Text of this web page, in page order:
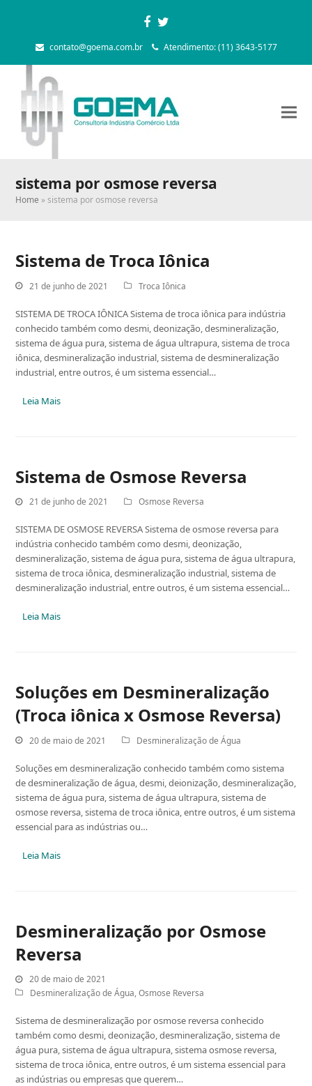
Facebook
Twitter
contato@goema.com.br Atendimento: (11) 3643-5177
sistema por osmose reversa
Home »sistema por osmose reversa
Sistema de Troca Iônica
21 de junho de 2021 Troca Iônica
SISTEMA DE TROCA IÔNICA Sistema de troca iônica para indústria
conhecido também como desmi, deonização, desmineralização,
sistema de água pura, sistema de água ultrapura, sistema de troca
iônica, desmineralização industrial, sistema de desmineralização
industrial, entre outros, é um sistema essencial…
Leia Mais
Sistema de Osmose Reversa
21 de junho de 2021 Osmose Reversa
SISTEMA DE OSMOSE REVERSA Sistema de osmose reversa para
indústria conhecido também como desmi, deonização,
desmineralização, sistema de água pura, sistema de água ultrapura,
sistema de troca iônica, desmineralização industrial, sistema de
desmineralização industrial, entre outros, é um sistema essencial…
Leia Mais
Soluções em Desmineralização
(Troca iônica x Osmose Reversa)
20 de maio de 2021 Desmineralização de Água
Soluções em desmineralização conhecido também como sistema
de desmineralização de água, desmi, deionização, desmineralização,
sistema de água pura, sistema de água ultrapura, sistema de
osmose reversa, sistema de troca iônica, entre outros, é um sistema
essencial para as indústrias ou…
Leia Mais
Desmineralização por Osmose
Reversa
20 de maio de 2021
Desmineralização de Água,Osmose Reversa
Sistema de desmineralização por osmose reversa conhecido
também como desmi, deonização, desmineralização, sistema de
água pura, sistema de água ultrapura, sistema osmose reversa,
sistema de troca iônica, entre outros, é um sistema essencial para
as indústrias ou empresas que querem…